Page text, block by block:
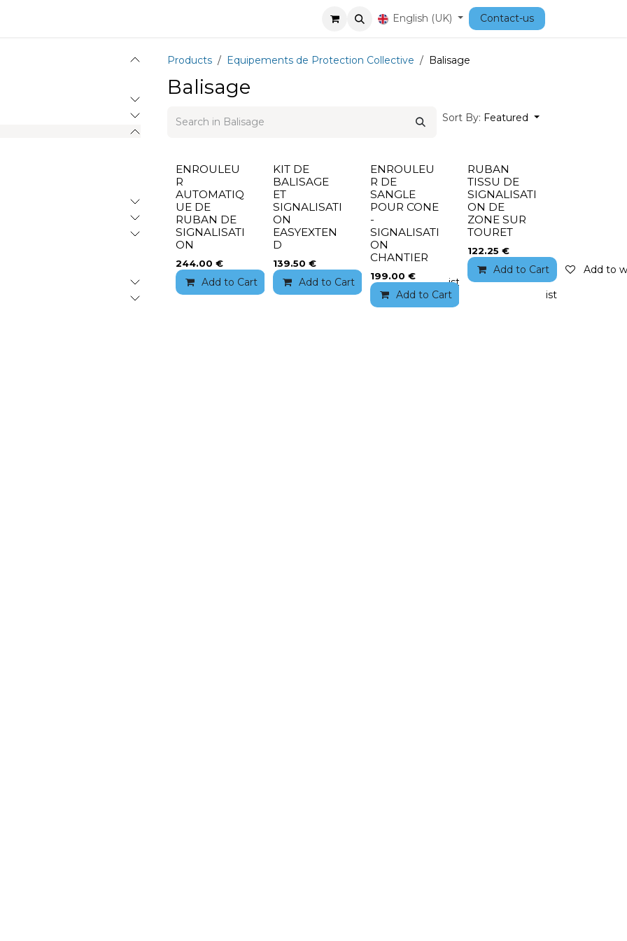
Courses English (UK) Contact-us
Products Equipements de Protection Collective Balisage
Balisage
Sort By: Featured
ENROULEU
R
AUTOMATIQ
UE DE
RUBAN DE
SIGNALISATI
ON
244.00 €
Add to Cart Add to wishlist
KIT DE
BALISAGE
ET
SIGNALISATI
ON
EASYEXTEN
D
139.50 €
Add to Cart Add to wishlist
ENROULEU
R DE
SANGLE
POUR CONE
-
SIGNALISATI
ON
CHANTIER
199.00 €
Add to Cart Add to wishlist
RUBAN
TISSU DE
SIGNALISATI
ON DE
ZONE SUR
TOURET
122.25 €
Add to Cart Add to